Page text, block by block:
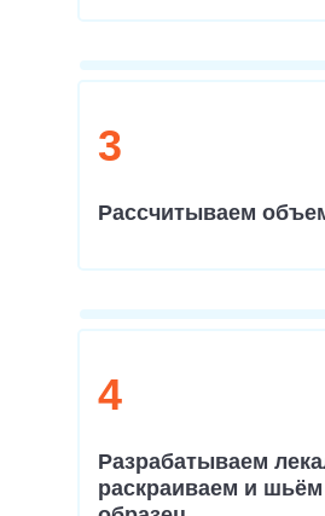
3
Рассчитываем
4
Разрабатываем
раскраиваем и